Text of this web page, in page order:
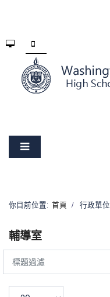
你目前位置: 首頁 行政單位
輔導室
過
濾